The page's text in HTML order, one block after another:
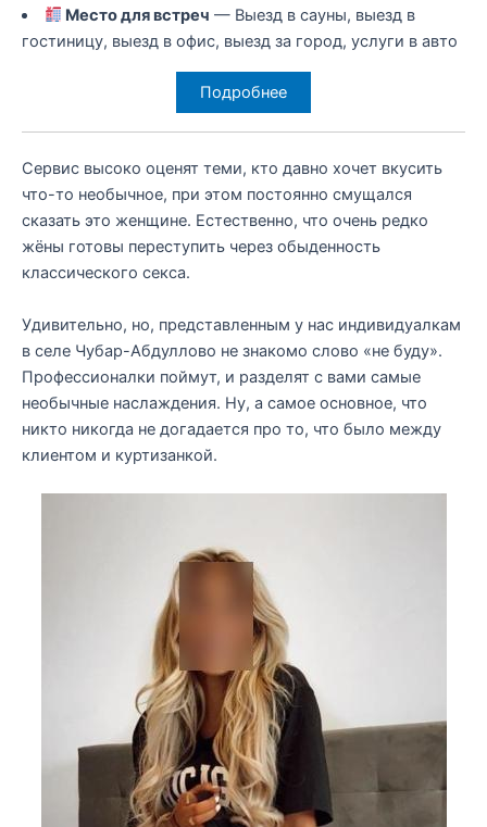
Место для встреч — Выезд в сауны, выезд в
гостиницу, выезд в офис, выезд за город, услуги в авто
Подробнее
Сервис высоко оценят теми, кто давно хочет вкусить
что-то необычное, при этом постоянно смущался
сказать это женщине. Естественно, что очень редко
жёны готовы переступить через обыденность
классического секса.
Удивительно, но, представленным у нас индивидуалкам
в селе Чубар-Абдуллово не знакомо слово «не буду».
Профессионалки поймут, и разделят с вами самые
необычные наслаждения. Ну, а самое основное, что
никто никогда не догадается про то, что было между
клиентом и куртизанкой.